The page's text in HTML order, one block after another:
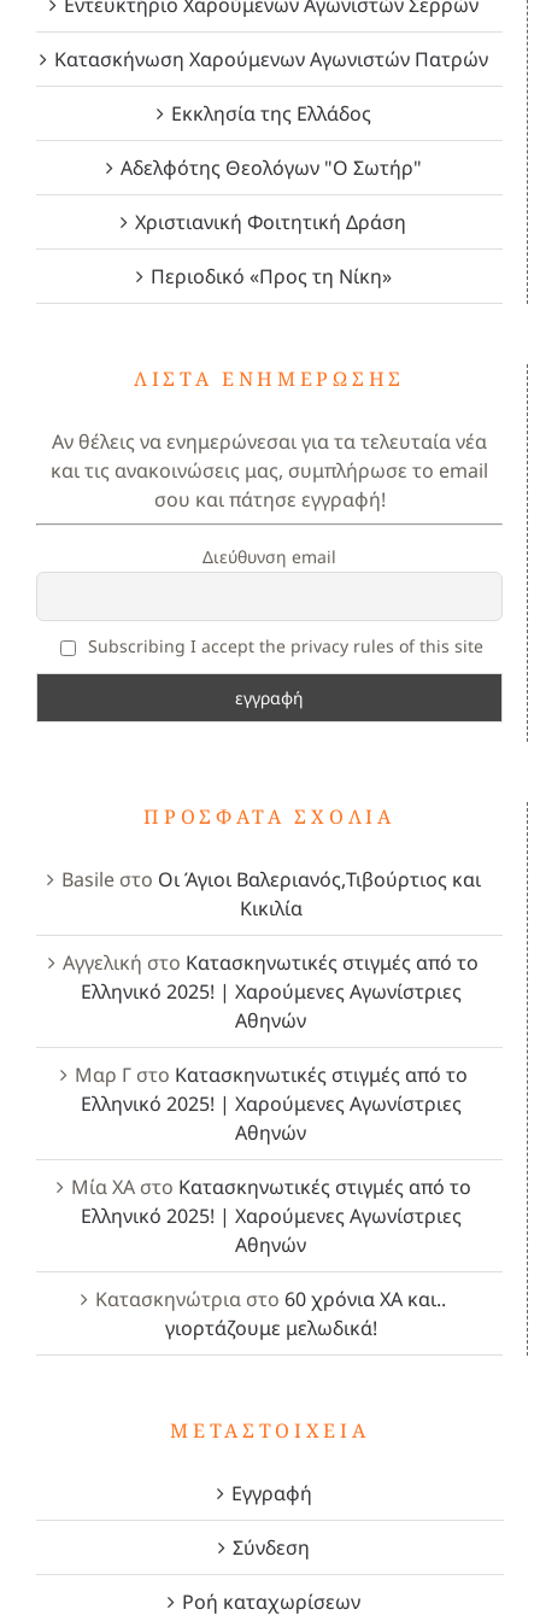
Κατασκήνωση Χαρούμενων Αγωνιστών Πατρών
Εκκλησία της Ελλάδος
Αδελφότης Θεολόγων "Ο Σωτήρ"
Χριστιανική Φοιτητική Δράση
Περιοδικό «Προς τη Νίκη»
ΛΊΣΤΑ ΕΝΗΜΈΡΩΣΗΣ
Αν θέλεις να ενημερώνεσαι για τα τελευταία νέα
και τις ανακοινώσεις μας, συμπλήρωσε το email
σου και πάτησε εγγραφή!
Διεύθυνση email
Subscribing I accept the privacy rules of this site
ΠΡΌΣΦΑΤΑ ΣΧΌΛΙΑ
Basileστο Οι Άγιοι Βαλεριανός,Τιβούρτιος και
Κικιλία
Αγγελική στο Κατασκηνωτικές στιγμές από το
Ελληνικό 2025! | Χαρούμενες Αγωνίστριες
Αθηνών
Μαρ Γστο Κατασκηνωτικές στιγμές από το
Ελληνικό 2025! | Χαρούμενες Αγωνίστριες
Αθηνών
Μία ΧΑστο Κατασκηνωτικές στιγμές από το
Ελληνικό 2025! | Χαρούμενες Αγωνίστριες
Αθηνών
Κατασκηνώτρια στο 60 χρόνια ΧΑ και..
γιορτάζουμε μελωδικά!
ΜΕΤΑΣΤΟΙΧΕΊΑ
Εγγραφή
Σύνδεση
Ροή καταχωρίσεων